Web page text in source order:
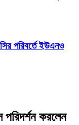
পরিবর্তে ইউএনও
পরিদর্শন করলেন